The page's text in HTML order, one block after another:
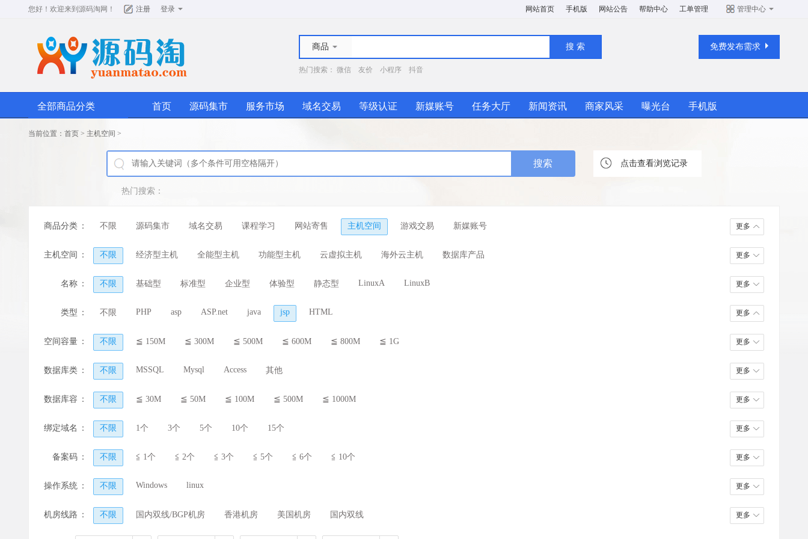
您好！欢迎来到 源码淘网 ！ 注册 登录 网站首页 手机版 网站公告 帮助中心 工单管理 管理中心
商品
热门搜索： 微信 友价 小程序 抖音
免费发布需求
全部商品分类 首页 源码集市 服务市场 域名交易 等级认证 新媒账号 任务大厅 新闻资讯 商家风采 曝光台 手机版
当前位置： 首页 > 主机空间 >
点击查看浏览记录
热门搜索：
商品分类 ： 不限 源码集市 域名交易 课程学习 网站寄售 主机空间 游戏交易 新媒账号 更多
主机空间 ： 不限 经济型主机 全能型主机 功能型主机 云虚拟主机 海外云主机 数据库产品 更多
名称 ： 不限 基础型 标准型 企业型 体验型 静态型 LinuxA LinuxB 更多
类型 ： 不限 PHP asp ASP.net java jsp HTML 更多
空间容量 ： 不限 ≦ 150M ≦ 300M ≦ 500M ≦ 600M ≦ 800M ≦ 1G 更多
数据库类 ： 不限 MSSQL Mysql Access 其他 更多
数据库容 ： 不限 ≦ 30M ≦ 50M ≦ 100M ≦ 500M ≦ 1000M 更多
绑定域名 ： 不限 1个 3个 5个 10个 15个 更多
备案码 ： 不限 ≦ 1个 ≦ 2个 ≦ 3个 ≦ 5个 ≦ 6个 ≦ 10个 更多
操作系统 ： 不限 Windows linux 更多
机房线路 ： 不限 国内双线/BGP机房 香港机房 美国机房 国内双线 更多